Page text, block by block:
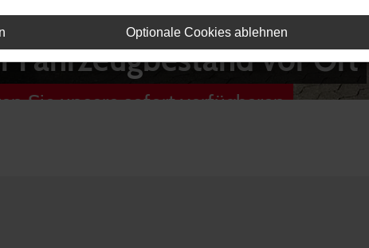
Fahrzeugbestand vor Ort
Sie unsere sofort verfügbaren
Optionale Cookies ablehnen